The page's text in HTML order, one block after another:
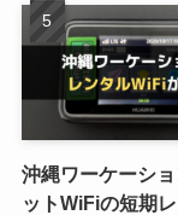
沖縄ワーケーシ
ットWiFiの短期